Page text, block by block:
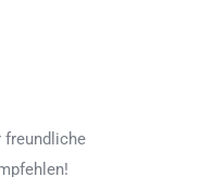
freundliche